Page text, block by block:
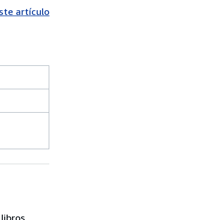
artículo